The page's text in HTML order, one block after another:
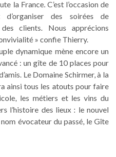
la France. C’est l’occasion de
des soirées de
clients. Nous apprécions
» confie Thierry.
dynamique mène encore un
: un gîte de 10 places pour
Le Domaine Schirmer, à la
ainsi tous les atouts pour faire
les métiers et les vins du
l’histoire des lieux : le nouvel
évocateur du passé, le Gîte